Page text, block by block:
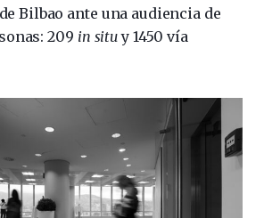
Bilbao ante una audiencia de
209 in situy 1450 vía